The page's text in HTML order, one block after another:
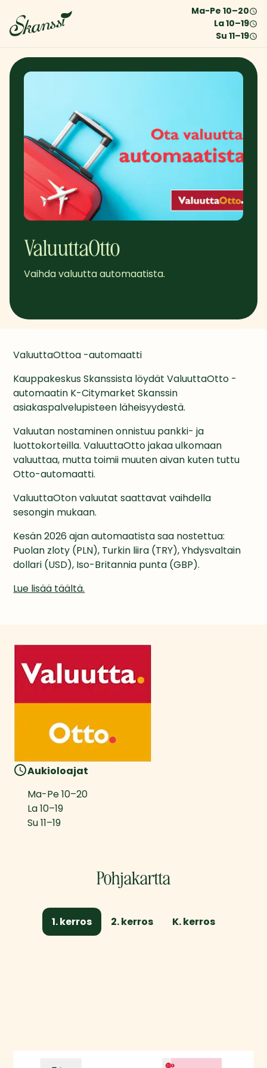
Ma-Pe 10–20
La10–19
Su 11–19
ValuuttaOtto
Vaihda valuutta automaatista.
ValuuttaOttoa -automaatti
Kauppakeskus Skanssista löydät ValuuttaOtto -
automaatin K-Citymarket Skanssin
asiakaspalvelupisteen läheisyydestä.
Valuutan nostaminen onnistuu pankki- ja
luottokorteilla. ValuuttaOtto jakaa ulkomaan
valuuttaa, mutta toimii muuten aivan kuten tuttu
Otto-automaatti.
ValuuttaOton valuutat saattavat vaihdella
sesongin mukaan.
Kesän 2026 ajan automaatista saa nostettua:
Puolan zloty (PLN), Turkin liira (TRY), Yhdysvaltain
dollari (USD), Iso-Britannia punta (GBP).
Lue lisää täältä.
Aukioloajat
Ma-Pe10–20
La10–19
Su11–19
Pohjakartta
1. kerros 2. kerros K. kerros